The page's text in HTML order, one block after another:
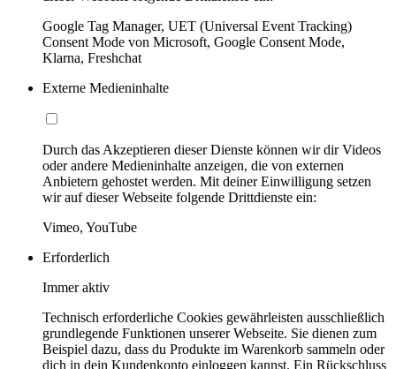
Google Tag Manager, UET (Universal Event Tracking)
Consent Mode von Microsoft, Google Consent Mode,
Klarna, Freshchat
Externe Medieninhalte
Durch das Akzeptieren dieser Dienste können wir dir Videos
oder andere Medieninhalte anzeigen, die von externen
Anbietern gehostet werden. Mit deiner Einwilligung setzen
wir auf dieser Webseite folgende Drittdienste ein:
Vimeo, YouTube
Erforderlich
Immer aktiv
Technisch erforderliche Cookies gewährleisten ausschließlich
grundlegende Funktionen unserer Webseite. Sie dienen zum
Beispiel dazu, dass du Produkte im Warenkorb sammeln oder
dich in dein Kundenkonto einloggen kannst. Ein Rückschluss